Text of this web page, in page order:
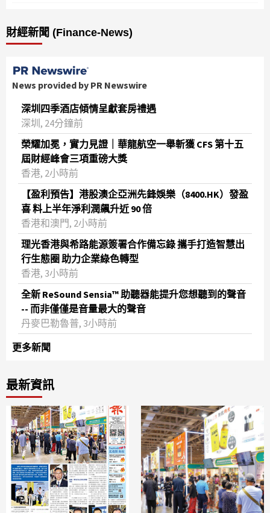
財經新聞 (Finance-News)
News provided by PR Newswire
深圳四季酒店傾情呈獻套房禮遇
深圳, 24分鐘前
榮耀加冕，實力見證｜華龍航空一舉斬獲 CFS 第十五
屆財經峰會三項重磅大獎
香港, 2小時前
【盈利預告】港股澳企亞洲先鋒娛樂（8400.HK）發盈
喜 料上半年淨利潤飆升近 90 倍
香港和澳門, 2小時前
理光香港與希路能源簽署合作備忘錄 攜手打造智慧出
行生態圈 助力企業綠色轉型
香港, 3小時前
全新 ReSound Sensia™ 助聽器能提升您想聽到的聲音
-- 而非僅僅是音量最大的聲音
丹麥巴勒魯普, 3小時前
更多新聞
最新資訊